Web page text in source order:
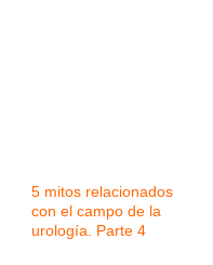
5 mitos relacionados
con el campo de la
urología. Parte 4